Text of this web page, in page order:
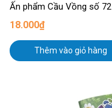
Ấn phẩm Cầu Vồng số 72
18.000₫
Thêm vào giỏ hàng